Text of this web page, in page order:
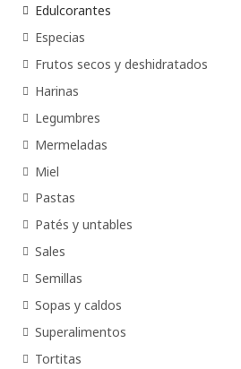
Edulcorantes
Especias
Frutos secos y deshidratados
Harinas
Legumbres
Mermeladas
Miel
Pastas
Patés y untables
Sales
Semillas
Sopas y caldos
Superalimentos
Tortitas